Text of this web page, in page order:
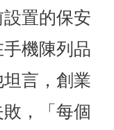
置的保安
機陳列品
言，創業
，「每個